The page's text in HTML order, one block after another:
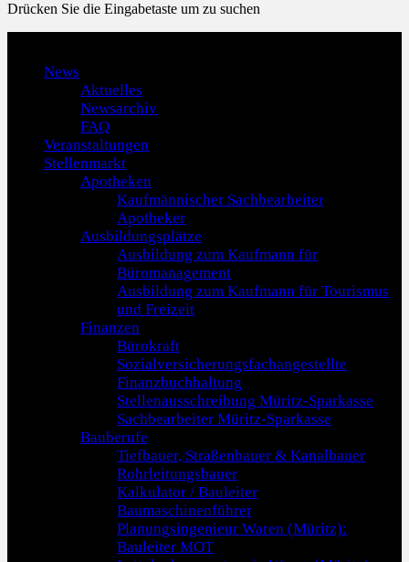
Drücken Sie die Eingabetaste um zu suchen
News
Aktuelles
Newsarchiv
FAQ
Veranstaltungen
Stellenmarkt
Apotheken
Kaufmännischer Sachbearbeiter
Apotheker
Ausbildungsplätze
Ausbildung zum Kaufmann für
Büromanagement
Ausbildung zum Kaufmann für Tourismus
und Freizeit
Finanzen
Bürokraft
Sozialversicherungsfachangestellte
Finanzbuchhaltung
Stellenausschreibung Müritz-Sparkasse
Sachbearbeiter Müritz-Sparkasse
Bauberufe
Tiefbauer, Straßenbauer & Kanalbauer
Rohrleitungsbauer
Kalkulator / Bauleiter
Baumaschinenführer
Planungsingenieur Waren (Müritz):
Bauleiter MOT